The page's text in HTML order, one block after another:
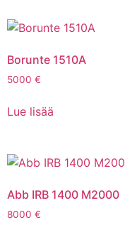
Borunte 1510A
5000 €
Lue lisää
Abb IRB 1400 M2000
8000 €